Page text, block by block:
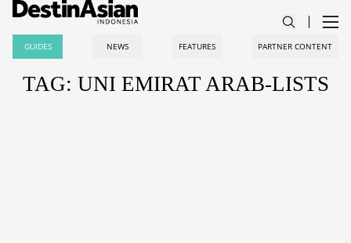
GUIDES NEWS FEATURES PARTNER CONTENT
TAG: UNI EMIRAT ARAB-LISTS